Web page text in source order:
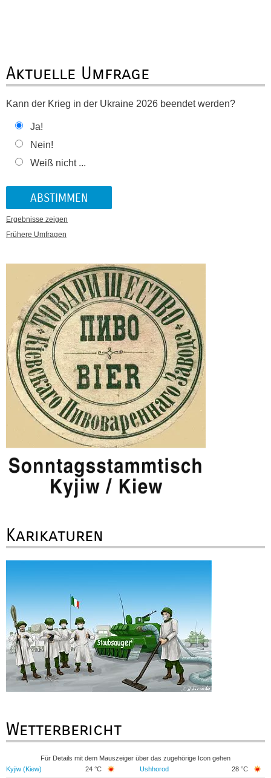
Aktuelle Umfrage
Kann der Krieg in der Ukraine 2026 beendet werden?
Ja!
Nein!
Weiß nicht ...
Ergebnisse zeigen
Frühere Umfragen
Karikaturen
Wetterbericht
Für Details mit dem Mauszeiger über das zugehörige Icon gehen
Kyjiw (Kiew)
24 °C Ushhorod 28 °C